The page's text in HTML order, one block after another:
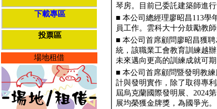
下載專區
投票區
場地租借
琴房。目前已委託建築師進
■ 本公司總經理廖昭昌113學
員工作。雲科大十分鼓勵教
■ 本公司首席顧問廖昭昌獲
統，該職業工會教育訓練越
未來邁向更高的訓練成就可
■ 本公司首席顧問暨發明教
計與發明實作，除了取得專
屆烏克蘭國際發明展、2024
展均榮獲金牌獎，為國爭光。